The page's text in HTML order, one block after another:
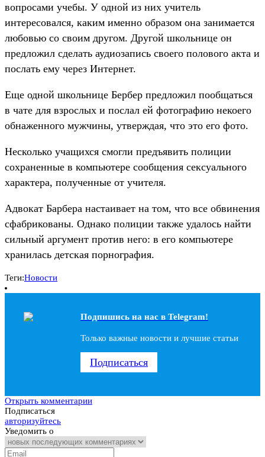
вопросами учебы. У одной из них учитель
интересовался, каким именно образом она занимается
любовью со своим другом. Другой школьнице он
предложил сделать аудиозапись своего полового акта и
послать ему через Интернет.
Еще одной школьнице Бербер предложил пообщаться
в чате для взрослых и послал ей фотографию некоего
обнаженного мужчины, утверждая, что это его фото.
Несколько учащихся смогли предъявить полиции
сохраненные в компьютере сообщения сексуального
характера, полученные от учителя.
Адвокат Барбера настаивает на том, что все обвинения
сфабрикованы. Однако полиции также удалось найти
сильный аргумент против него: в его компьютере
хранилась детская порнография.
Теги:Новости
Подпишись на наc в Telegram!
Только важные новости и лучшие статьи
Подписаться
Открыть комментарии
Подписаться
авторизуйтесь
Уведомить о